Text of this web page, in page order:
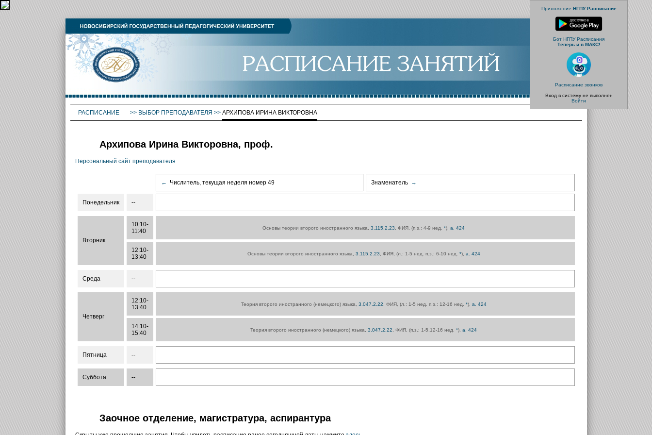
Приложение НГПУ Расписание
Бот НГПУ Расписания
Теперь и в МАКС!
Расписание звонков
Вход в систему не выполнен
Войти
РАСПИСАНИЕ >> ВЫБОР ПРЕПОДАВАТЕЛЯ >> АРХИПОВА ИРИНА ВИКТОРОВНА
Архипова Ирина Викторовна, проф.
Персональный сайт преподавателя
← Числитель, текущая неделя номер 49 Знаменатель →
Понедельник --
Вторник
10:10-
11:40
Основы теории второго иностранного языка, 3.115.2.23 , ФИЯ, (п.з.: 4-9 нед. *), а. 424
12:10-
13:40
Основы теории второго иностранного языка, 3.115.2.23 , ФИЯ, (л.: 1-5 нед. п.з.: 6-10 нед. *), а. 424
Среда --
Четверг
12:10-
13:40
Теория второго иностранного (немецкого) языка, 3.047.2.22 , ФИЯ, (л.: 1-5 нед. п.з.: 12-16 нед. *), а. 424
14:10-
15:40
Теория второго иностранного (немецкого) языка, 3.047.2.22 , ФИЯ, (п.з.: 1-5,12-16 нед. *), а. 424
Пятница --
Суббота --
Заочное отделение, магистратура, аспирантура